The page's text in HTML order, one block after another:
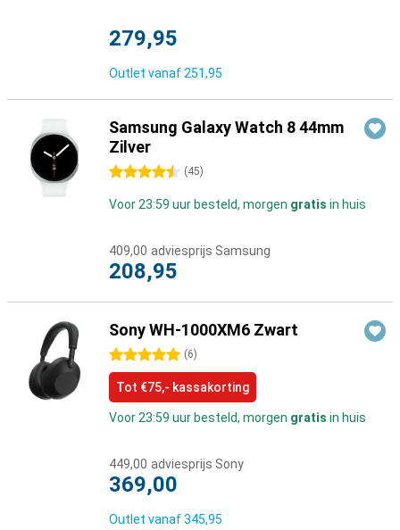
279,95
Outlet vanaf 251,95
Samsung Galaxy Watch 8 44mm
Zilver
4.5 sterren (45)
Voor 23:59 uur besteld, morgen gratis in huis
409,00 adviesprijs Samsung
208,95
Sony WH-1000XM6 Zwart
5 sterren (6)
Tot €75,- kassakorting
Voor 23:59 uur besteld, morgen gratis in huis
449,00 adviesprijs Sony
369,00
Outlet vanaf345,95